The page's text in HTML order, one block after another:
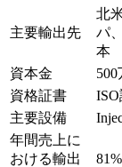
主要輸出先
北
パ
本
資本金
500
資格証書
主要設備
年間売上に
おける輸出